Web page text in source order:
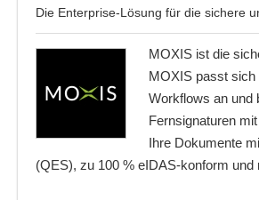
Die Enterprise-Lösung für die sichere
MOXIS ist die
MOXIS passt sich
Workflows an und
Fernsignaturen
Ihre Dokumente
(QES), zu 100 % eIDAS-konform